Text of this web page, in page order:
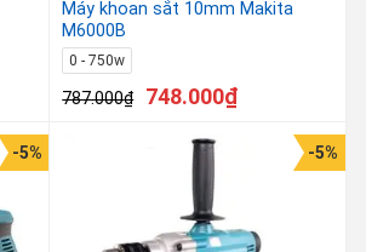
Máy khoan sắt 10mm Makita
M6000B
0 - 750w
787.000₫ 748.000₫
-5% -5%